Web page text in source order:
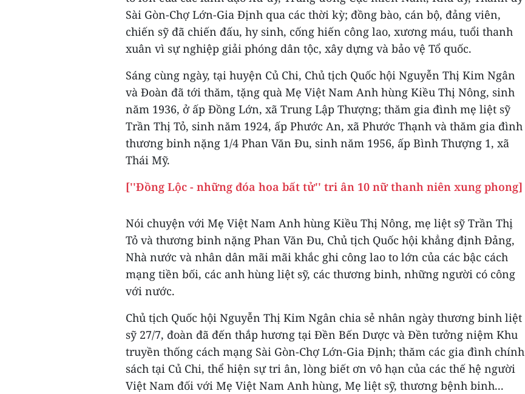
Sài Gòn-Chợ Lớn-Gia Định qua các thời kỳ; đồng bào, cán bộ, đảng viên,
chiến sỹ đã chiến đấu, hy sinh, cống hiến công lao, xương máu, tuổi thanh
xuân vì sự nghiệp giải phóng dân tộc, xây dựng và bảo vệ Tổ quốc.
Sáng cùng ngày, tại huyện Củ Chi, Chủ tịch Quốc hội Nguyễn Thị Kim Ngân
và Đoàn đã tới thăm, tặng quà Mẹ Việt Nam Anh hùng Kiều Thị Nông, sinh
năm 1936, ở ấp Đồng Lớn, xã Trung Lập Thượng; thăm gia đình mẹ liệt sỹ
Trần Thị Tỏ, sinh năm 1924, ấp Phước An, xã Phước Thạnh và thăm gia đình
thương binh nặng 1/4 Phan Văn Đu, sinh năm 1956, ấp Bình Thượng 1, xã
Thái Mỹ.
[''Đồng Lộc - những đóa hoa bất tử'' tri ân 10 nữ thanh niên xung phong]
Nói chuyện với Mẹ Việt Nam Anh hùng Kiều Thị Nông, mẹ liệt sỹ Trần Thị
Tỏ và thương binh nặng Phan Văn Đu, Chủ tịch Quốc hội khẳng định Đảng,
Nhà nước và nhân dân mãi mãi khắc ghi công lao to lớn của các bậc cách
mạng tiền bối, các anh hùng liệt sỹ, các thương binh, những người có công
với nước.
Chủ tịch Quốc hội Nguyễn Thị Kim Ngân chia sẻ nhân ngày thương binh liệt
sỹ 27/7, đoàn đã đến thắp hương tại Đền Bến Dược và Đền tưởng niệm Khu
truyền thống cách mạng Sài Gòn-Chợ Lớn-Gia Định; thăm các gia đình chính
sách tại Củ Chi, thể hiện sự tri ân, lòng biết ơn vô hạn của các thế hệ người
Việt Nam đối với Mẹ Việt Nam Anh hùng, Mẹ liệt sỹ, thương bệnh binh...